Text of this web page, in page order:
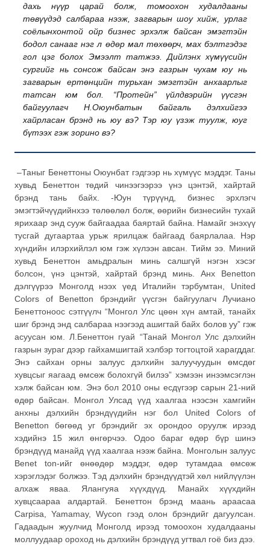
дахь нүүр царай болж, томоохон худалдааны
төвүүдэд салбараа нээж, загварын шоу хийж, урлаг
соёлынхонтой ойр бизнес эрхэлж байсан эмэгтэйн
бодол санааг нэг л өдөр мал төхөөрч, мах бэлтгэдэг
гол цэг болох Эмээлт татжээ. Дийлэнх хүмүүсийн
сургийг нь сонсож байсан энэ газрын чухам юу нь
загварын ертөнцийн турьхан эмэгтэйн анхаарлыг
татсан юм бол. “Протейн” үйлдвэрийн үүсгэн
байгуулагч Н.Оюунбатын байгаль дэлхийгээ
хайрласан брэнд нь юу вэ? Тэр юу үзэж туулж, юуг
бүтээх гэж зорино вэ?
–Таныг Бенеттоны Оюунбат гэдгээр нь хүмүүс мэддэг. Таны
хувьд Бенеттон төдий чинээгээрээ үнэ цэнтэй, хайртай
брэнд тань байх. -Юун түрүүнд, бизнес эрхлэгч
эмэгтэйчүүдийнхээ төлөөлөл болж, өөрийн бизнесийн тухай
ярихаар энд сууж байгаадаа баяртай байна. Намайг энэхүү
тусгай дугаартаа урьж ярилцаж байгаад баярлалаа. Нэр
хүндийн илэрхийлэл юм гэж хүлээн авсан. Тийм ээ. Миний
хувьд Бенеттон амьдралын минь салшгүй нэгэн хэсэг
болсон, үнэ цэнтэй, хайртай брэнд минь. Анх Benetton
дэлгүүрээ Монголд нээх үед Италийн тэрбумтан, United
Сolors of Вenetton брэндийг үүсгэн байгуулагч Лучиано
Бенеттоноос сэтгүүлч “Монгол Улс цөөн хүн амтай, танайх
шиг брэнд энд салбараа нээгээд ашигтай байх болов уу” гэж
асуусан юм. Л.Бенеттон гуай “Танай Монгол Улс дэлхийн
газрын зураг дээр гайхамшигтай хэлбэр тогтоцтой харагддаг.
Энэ сайхан орны залуус дэлхийн залуучуудын өмсдөг
хувцсыг яагаад өмсөж болохгүй билээ” хэмээн инээмсэглэн
хэлж байсан юм. Энэ бол 2010 оны есдүгээр сарын 21-ний
өдөр байсан. Монгол Улсад үүд хаалгаа нээсэн хамгийн
анхны дэлхийн брэндүүдийн нэг бол United Colors of
Benetton бөгөөд уг брэндийг эх орондоо оруулж ирээд
хэдийнэ 15 жил өнгөрчээ. Одоо бараг өдөр бүр шинэ
брэндүүд манайд үүд хаалгаа нээж байна. Монголын залуус
Benet ton-ийг өнөөдөр мэддэг, өдөр тутамдаа өмсөж
хэрэглэдэг болжээ. Тэд дэлхийн брэндүүдтэй хөл нийлүүлэн
алхаж яваа. Ялангуяа хүүхдүүд. Манайх хүүхдийн
хувцсаараа алдартай. Бенеттон брэнд маань араасаа
Carpisa, Yamamay, Wycon гээд олон брэндийг дагуулсан.
Гадаадын жуулчид Монголд ирээд томоохон худалдааны
моллуудаар ороход нь дэлхийн брэндүүд угтвал гоё биз дээ.